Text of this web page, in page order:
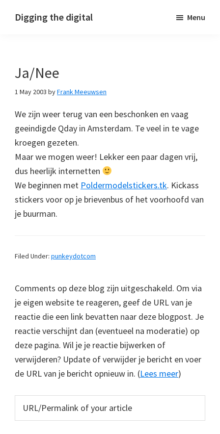
Digging the digital Menu
Ja/Nee
1 May 2003 byFrank Meeuwsen
We zijn weer terug van een beschonken en vaag
geeindigde Qday in Amsterdam. Te veel in te vage
kroegen gezeten.
Maar we mogen weer! Lekker een paar dagen vrij,
dus heerlijk internetten
We beginnen met Poldermodelstickers.tk. Kickass
stickers voor op je brievenbus of het voorhoofd van
je buurman.
Filed Under: punkeydotcom
Comments op deze blog zijn uitgeschakeld. Om via
je eigen website te reageren, geef de URL van je
reactie die een link bevatten naar deze blogpost. Je
reactie verschijnt dan (eventueel na moderatie) op
deze pagina. Wil je je reactie bijwerken of
verwijderen? Update of verwijder je bericht en voer
de URL van je bericht opnieuw in. (Lees meer)